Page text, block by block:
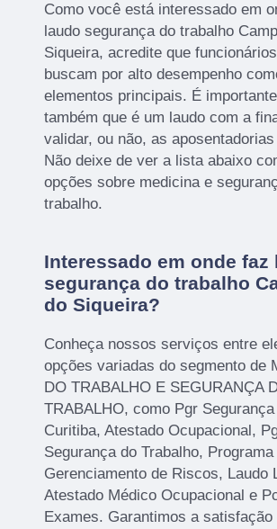
Como você está interessado em
laudo segurança do trabalho
Siqueira, acredite que
buscam por alto desempenho
elementos principais. É
também que é um laudo com a
validar, ou não, as
Não deixe de ver a lista abaixo
opções sobre medicina e
trabalho.
Interessado em onde faz
segurança do trabalho
do Siqueira?
Conheça nossos serviços entre
opções variadas do segmento de
DO TRABALHO E SEGURANÇA
TRABALHO, como Pgr Segurança
Curitiba, Atestado Ocupacional,
Segurança do Trabalho, Programa
Gerenciamento de Riscos, Laudo
Atestado Médico Ocupacional e
Exames. Garantimos a